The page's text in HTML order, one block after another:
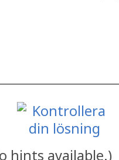
hints available.)